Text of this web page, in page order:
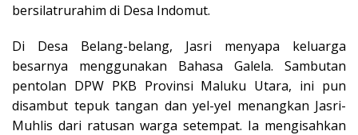
bersilatrurahim di Desa Indomut.
Di Desa Belang-belang, Jasri menyapa keluarga
besarnya menggunakan Bahasa Galela. Sambutan
pentolan DPW PKB Provinsi Maluku Utara, ini pun
disambut tepuk tangan dan yel-yel menangkan Jasri-
Muhlis dari ratusan warga setempat. Ia mengisahkan